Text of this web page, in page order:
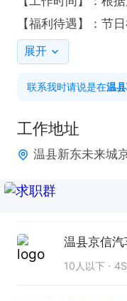
【福利待遇】：节
打电话时请说是在
展开
联系我时请说是在温
工作地址
温县新东未来城
温县京信汽
10人以下